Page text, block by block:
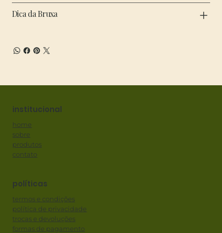
Dica da Bruxa
institucional
home
sobre
produtos
contato
políticas
termos e condições
política de privacidade
trocas e devoluções
formas de pagamento